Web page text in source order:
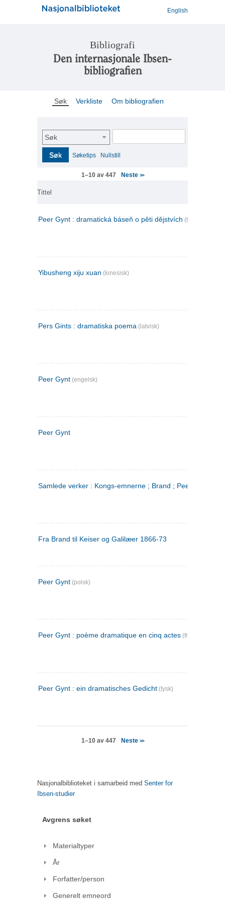
English
Bibliografi
Den internasjonale Ibsen-
bibliografien
Søk Verkliste Om bibliografien
Søk
Søk Søketips Nullstill
1–10 av 447 Neste >>
Tittel
Peer Gynt : dramatická báseň o pěti dějstvích (tsjekkisk)
Yibusheng xiju xuan (kinesisk)
Pers Gints : dramatiska poema (latvisk)
Peer Gynt (engelsk)
Peer Gynt
Samlede verker : Kongs-emnerne ; Brand ; Peer Gynt. 2
Fra Brand til Keiser og Galilæer 1866-73
Peer Gynt (polsk)
Peer Gynt : poème dramatique en cinq actes (fransk)
Peer Gynt : ein dramatisches Gedicht (tysk)
1–10 av 447 Neste >>
Nasjonalbiblioteket i samarbeid med Senter for
Ibsen-studier
Avgrens søket
Materialtyper
År
Forfatter/person
Generelt emneord